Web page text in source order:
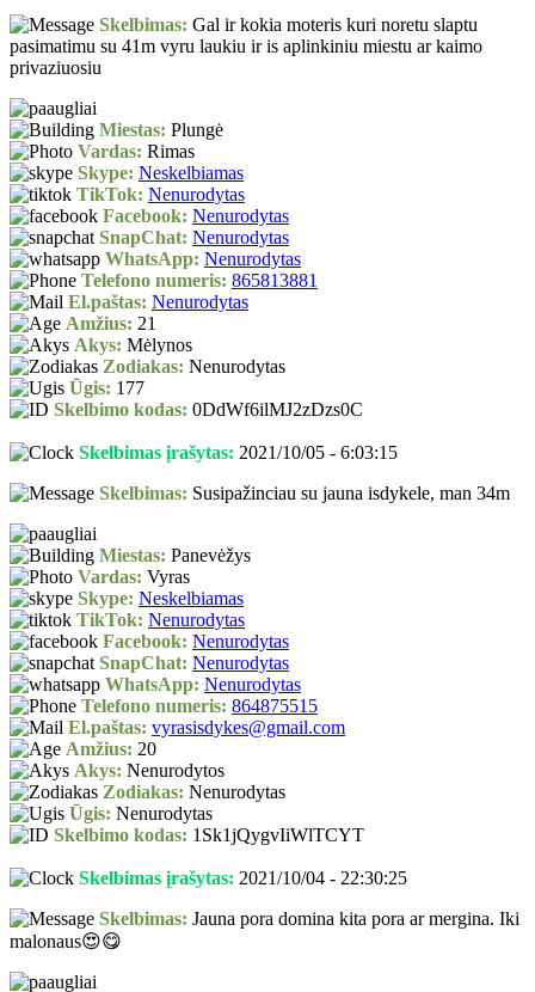
Skelbimas: Gal ir kokia moteris kuri noretu slaptu
pasimatimu su 41m vyru laukiu ir is aplinkiniu miestu ar kaimo
privaziuosiu
Miestas: Plungė
Vardas: Rimas
Skype: Neskelbiamas
TikTok: Nenurodytas
Facebook: Nenurodytas
SnapChat: Nenurodytas
WhatsApp: Nenurodytas
Telefono numeris: 865813881
El.paštas: Nenurodytas
Amžius: 21
Akys: Mėlynos
Zodiakas: Nenurodytas
Ūgis: 177
Skelbimo kodas: 0DdWf6ilMJ2zDzs0C
Skelbimas įrašytas: 2021/10/05 - 6:03:15
Skelbimas: Susipažinciau su jauna isdykele, man 34m
Miestas: Panevėžys
Vardas: Vyras
Skype: Neskelbiamas
TikTok: Nenurodytas
Facebook: Nenurodytas
SnapChat: Nenurodytas
WhatsApp: Nenurodytas
Telefono numeris: 864875515
El.paštas: vyrasisdykes@gmail.com
Amžius: 20
Akys: Nenurodytos
Zodiakas: Nenurodytas
Ūgis: Nenurodytas
Skelbimo kodas: 1Sk1jQygvIiWlTCYT
Skelbimas įrašytas: 2021/10/04 - 22:30:25
Skelbimas: Jauna pora domina kita pora ar mergina. Iki
malonaus😍😋